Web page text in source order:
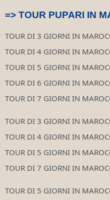
=> TOUR PUPARI IN
TOUR DI 3 GIORNI IN
TOUR DI 4 GIORNI IN
TOUR DI 5 GIORNI IN
TOUR DI 6 GIORNI IN
TOUR DI 7 GIORNI IN
TOUR DI 3 GIORNI IN
TOUR DI 4 GIORNI IN
TOUR DI 5 GIORNI IN
TOUR DI 7 GIORNI IN
TOUR DI 5 GIORNI IN